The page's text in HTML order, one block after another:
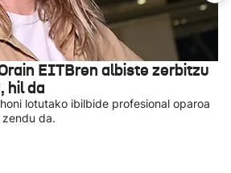
EITBren albiste zerbitzu
hil da
lotutako ibilbide profesional oparoa
da.